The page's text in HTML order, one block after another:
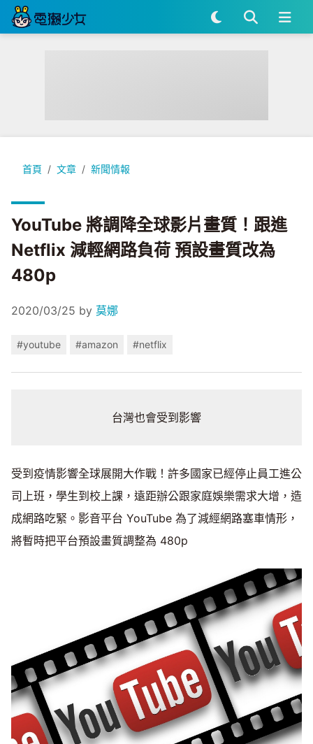
首頁 文章 新聞情報
YouTube 將調降全球影片畫質！跟進 Netflix 減輕網路負荷 預
YouTube 將調降全球影片畫質！跟進
Netflix 減輕網路負荷 預設畫質改為
480p
2020/03/25 by 莫娜
#youtube #amazon #netflix
台灣也會受到影響
受到疫情影響全球展開大作戰！許多國家已經停止員工進公
司上班，學生到校上課，遠距辦公跟家庭娛樂需求大增，造
成網路吃緊。影音平台 YouTube 為了減經網路塞車情形，
將暫時把平台預設畫質調整為 480p